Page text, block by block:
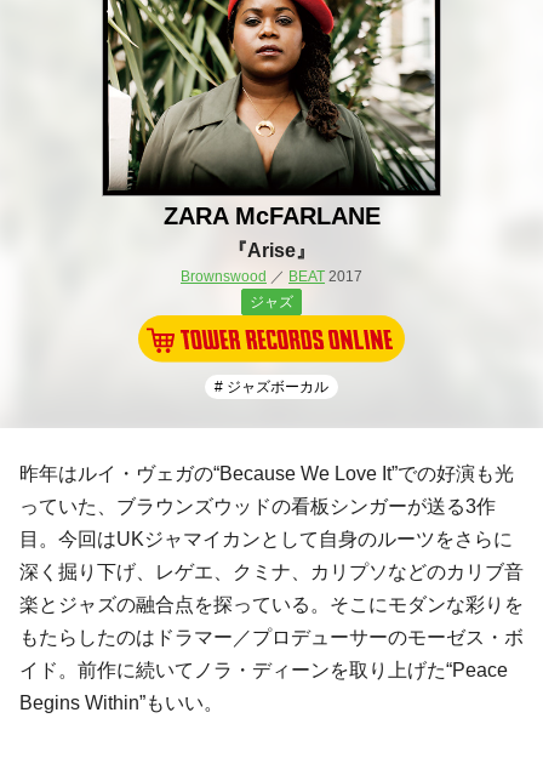
ZARA McFARLANE
『Arise』
Brownswood ／ BEAT 2017
ジャズ
# ジャズボーカル
昨年はルイ・ヴェガの“Because We Love It”での好演も光
っていた、ブラウンズウッドの看板シンガーが送る3作
目。今回はUKジャマイカンとして自身のルーツをさらに
深く掘り下げ、レゲエ、クミナ、カリプソなどのカリブ音
楽とジャズの融合点を探っている。そこにモダンな彩りを
もたらしたのはドラマー／プロデューサーのモーゼス・ボ
イド。前作に続いてノラ・ディーンを取り上げた“Peace
Begins Within”もいい。